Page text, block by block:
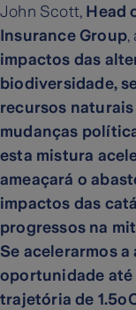
John Scott, Head
Insurance Group,
impactos das
biodiversidade,
recursos
mudanças
esta mistura
ameaçará o
impactos das
progressos na
Se acelerarmos
oportunidade até
trajetória de